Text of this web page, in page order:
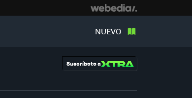
NUEVO
Suscríbete a